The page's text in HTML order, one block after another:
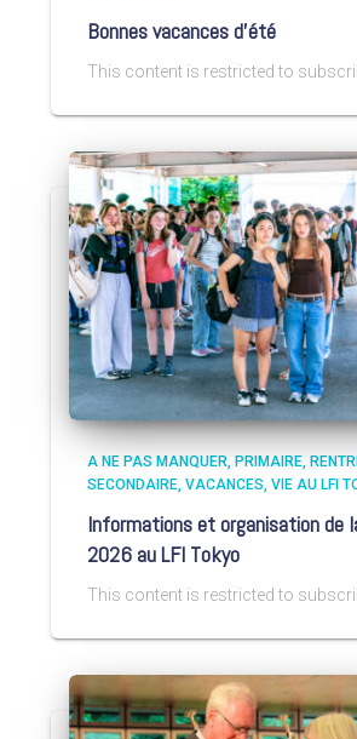
Bonnes vacances d’été
This content is restricted to
A NE PAS MANQUER PRIMAIRE
SECONDAIRE VACANCES VIE AU LFI
Informations et organisation de
2026 au LFI Tokyo
This content is restricted to